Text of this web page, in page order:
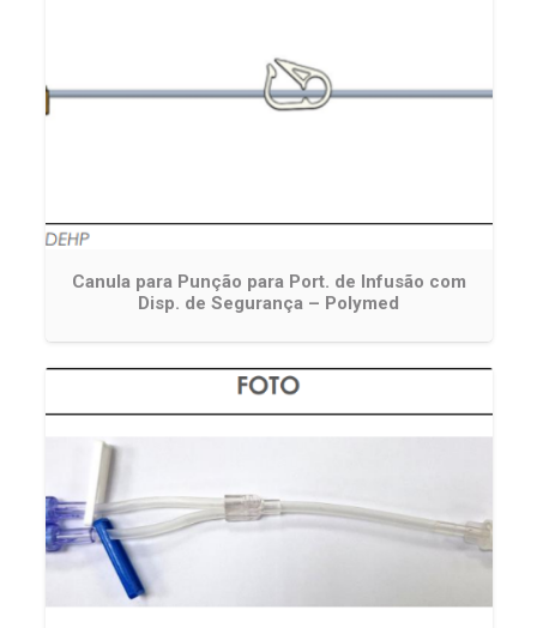
Canula para Punção para Port. de Infusão com
Disp. de Segurança – Polymed